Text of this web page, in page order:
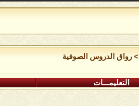
>رواق الدروس الصوفية
التعليمـــات